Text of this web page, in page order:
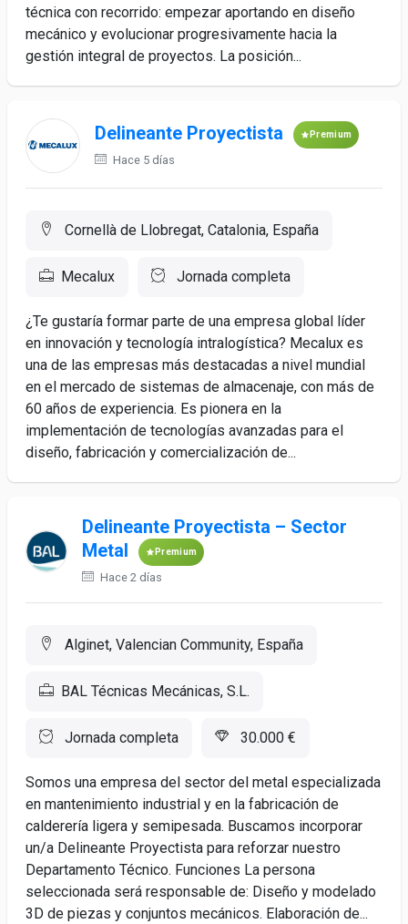
técnica con recorrido: empezar aportando en diseño
mecánico y evolucionar progresivamente hacia la
gestión integral de proyectos. La posición...
Delineante Proyectista Premium
Hace 5 días
Cornellà de Llobregat, Catalonia, España
Mecalux Jornada completa
¿Te gustaría formar parte de una empresa global líder
en innovación y tecnología intralogística? Mecalux es
una de las empresas más destacadas a nivel mundial
en el mercado de sistemas de almacenaje, con más de
60 años de experiencia. Es pionera en la
implementación de tecnologías avanzadas para el
diseño, fabricación y comercialización de...
Delineante Proyectista – Sector
Metal
Premium
Hace 2 días
Alginet, Valencian Community, España
BAL Técnicas Mecánicas, S.L.
Jornada completa 30.000 €
Somos una empresa del sector del metal especializada
en mantenimiento industrial y en la fabricación de
calderería ligera y semipesada. Buscamos incorporar
un/a Delineante Proyectista para reforzar nuestro
Departamento Técnico. Funciones La persona
seleccionada será responsable de: Diseño y modelado
3D de piezas y conjuntos mecánicos. Elaboración de...